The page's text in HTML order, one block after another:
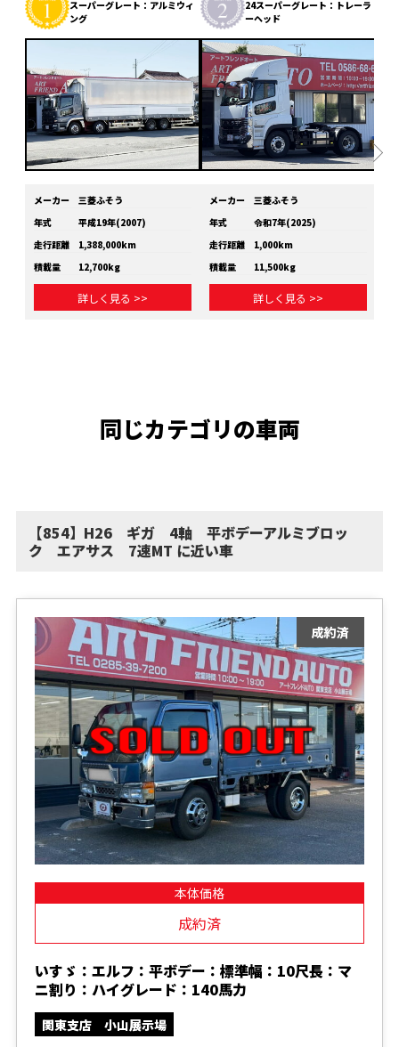
スーパーグレート：アルミウィ
ング
メーカー
三菱ふそう
年式
平成19年(2007)
走行距離
1,388,000km
積載量
12,700kg
詳しく見る >>
24スーパーグレート：トレーラ
ーヘッド
メーカー
三菱ふそう
年式
令和7年(2025)
走行距離
1,000km
積載量
11,500kg
詳しく見る >>
同じカテゴリの車両
【854】H26 ギガ 4軸 平ボデーアルミブロッ
ク エアサス 7速MT に近い車
本体価格
成約済
いすゞ：エルフ：平ボデー：標準幅：10尺長：マ
ニ割り：ハイグレード：140馬力
関東支店 小山展示場